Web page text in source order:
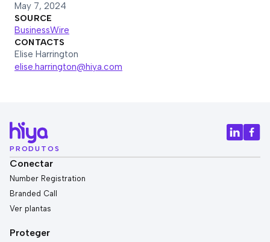
May 7, 2024
SOURCE
BusinessWire
CONTACTS
Elise Harrington
elise.harrington@hiya.com
PRODUTOS
Conectar
Number Registration
Branded Call
Ver plantas
Proteger